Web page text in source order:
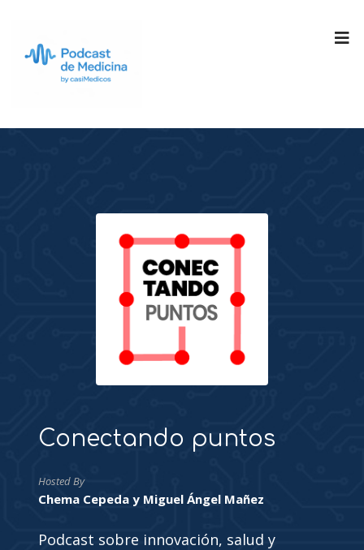
Conectando puntos
Hosted By
Chema Cepeda y Miguel Ángel Mañez
Podcast sobre innovación, salud y